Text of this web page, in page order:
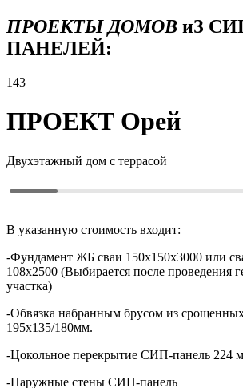
ПРОЕКТЫ ДОМОВ иЗ
ПАНЕЛЕЙ:
143
ПРОЕКТ Орей
Двухэтажный дом с террасой
В указанную стоимость входит:
-Фундамент ЖБ сваи 150х150х3000 или
108х2500 (Выбирается после проведения
участка)
-Обвязка набранным брусом из
195х135/180мм.
-Цокольное перекрытие СИП-панель 224
-Наружные стены СИП-панель